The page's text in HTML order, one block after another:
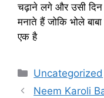
चढ़ाने लगे और उसी
मनाते हैं जोकि भोले
एक है
Categories
Uncategorized
Neem Karoli